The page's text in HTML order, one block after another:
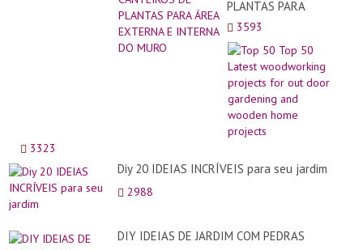
PLANTAS PARA
ÁREA EXTERNA E
INTERNA DO MURO
3593
3323
Diy 20 IDEIAS INCRÍVEIS para seu jardim
2988
DIY IDEIAS DE JARDIM COM PEDRAS